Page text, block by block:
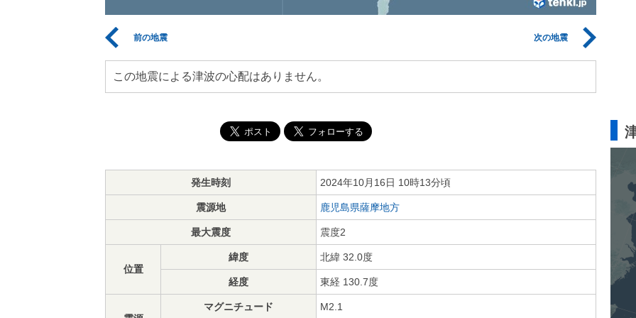
前の地震 次の地震
この地震による津波の心配はありません。
発生時刻 2024年10月16日 10時13分頃
震源地 鹿児島県薩摩地方
最大震度 震度2
位置
緯度 北緯 32.0度
経度 東経 130.7度
マグニチュード M2.1